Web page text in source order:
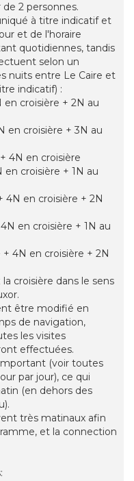
2 personnes.
à titre indicatif et
et de l'horaire
quotidiennes, tandis
selon un
nuits entre Le Caire et
indicatif) :
en croisière + 2N au
en croisière + 3N au
4N en croisière
en croisière + 1N au
4N en croisière + 2N
en croisière + 1N au
4N en croisière + 2N
croisière dans le sens
être modifié en
de navigation,
les visites
effectuées.
(voir toutes
par jour), ce qui
(en dehors des
très matinaux afin
et la connection